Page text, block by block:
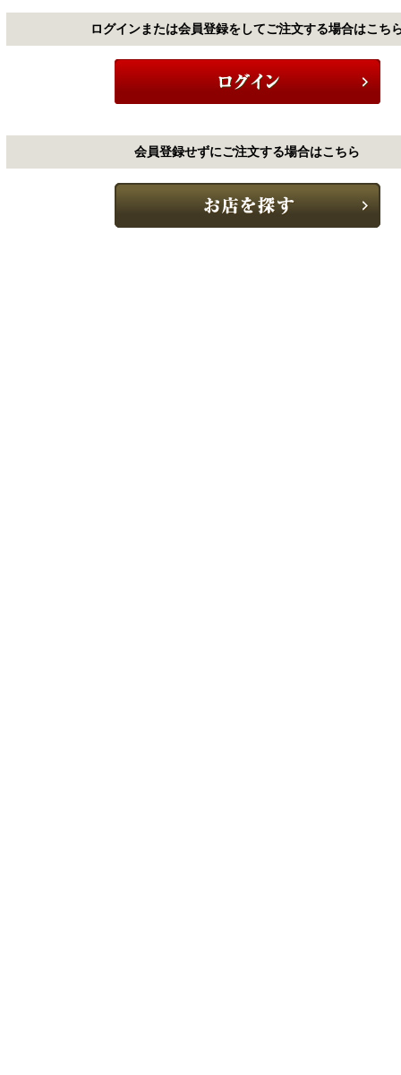
ログインまたは会員登録をしてご注文する場合はこち
会員登録せずにご注文する場合はこちら